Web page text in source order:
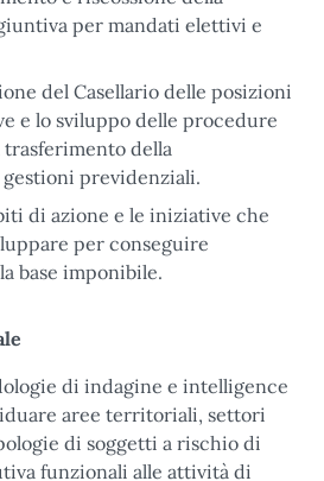
per mandati elettivi e
del Casellario delle posizioni
e lo sviluppo delle procedure
della
previdenziali.
di azione e le iniziative che
per conseguire
base imponibile.
di indagine e intelligence
aree territoriali, settori
di soggetti a rischio di
funzionali alle attività di